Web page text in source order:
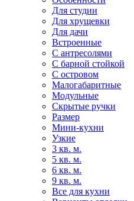
Для студии
Для хрущевки
Для дачи
Встроенные
С антресолями
С барной стойкой
С островом
Малогабаритные
Модульные
Скрытые ручки
Размер
Мини-кухни
Узкие
3 кв. м.
5 кв. м.
6 кв. м.
9 кв. м.
Все для кухни